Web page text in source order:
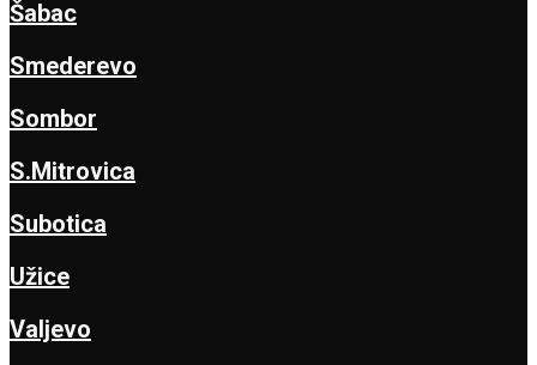
Šabac
Smederevo
Sombor
S.Mitrovica
Subotica
Užice
Valjevo